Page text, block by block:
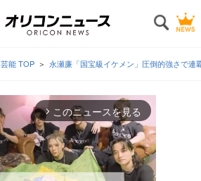
芸能 TOP 永瀬廉「国宝級イケメン」圧倒的強さで
arrow_forward_ios このニュースを見る